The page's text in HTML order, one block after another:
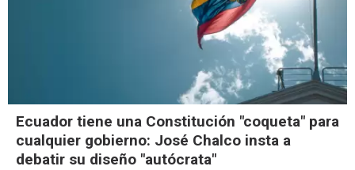
Ecuador tiene una Constitución "coqueta" para
cualquier gobierno: José Chalco insta a
debatir su diseño "autócrata"